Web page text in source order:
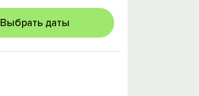
Выбрать даты